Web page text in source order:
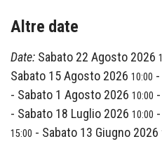
Altre date
Date: Sabato 22 Agosto 2026
Sabato 15 Agosto 2026 10:00 -
- Sabato 1 Agosto 2026 10:00 -
- Sabato 18 Luglio 2026 10:00 -
15:00 - Sabato 13 Giugno 2026